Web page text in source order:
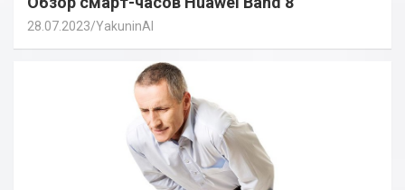
28.07.2023 YakuninAI